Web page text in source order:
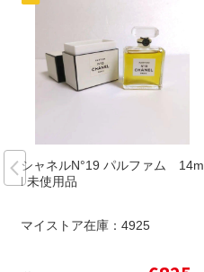
シャネルN°19 パルファム 14m
l 未使用品
マイストア在庫： 4925